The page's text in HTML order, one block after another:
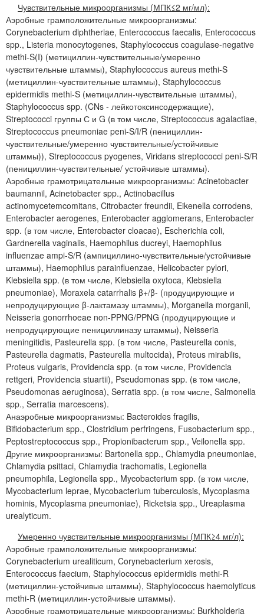
Чувствительные микроорганизмы (МПК≤2 мг/мл):
Аэробные грамположительные микроорганизмы:
Corynebacterium diphtheriae, Enterococcus faecalis, Enterococcus
spp., Listeria monocytogenes, Staphylococcus coagulase-negative
methi-S(I) (метициллин-чувствительные/умеренно
чувствительные штаммы), Staphylococcus aureus methi-S
(метициллин-чувствительные штаммы), Staphylococcus
epidermidis methi-S (метициллин-чувствительные штаммы),
Staphylococcus spp. (CNs - лейкотоксинсодержащие),
Streptococci группы С и G (в том числе, Streptococcus agalactiae,
Streptococcus pneumoniae peni-S/I/R (пенициллин-
чувствительные/умеренно чувствительные/устойчивые
штаммы)), Streptococcus pyogenes, Viridans streptococci peni-S/R
(пенициллин-чувствительные/ устойчивые штаммы).
Аэробные грамотрицательные микроорганизмы: Acinetobacter
baumannil, Acinetobacter spp., Actinobacillus
actinomycetemcomitans, Citrobacter freundii, Eikenella corrodens,
Enterobacter aerogenes, Enterobacter agglomerans, Enterobacter
spp. (в том числе, Enterobacter cloacae), Escherichia coli,
Gardnerella vaginalis, Haemophilus ducreyi, Haemophilus
influenzae ampi-S/R (ампициллино-чувствительные/устойчивые
штаммы), Haemophilus parainfluenzae, Helicobacter pylori,
Klebsiella spp. (в том числе, Klebsiella oxytoca, Klebsiella
pneumoniae), Moraxela catarrhalis β+/β- (продуцирующие и
непродуцирующие β-лактамазу штаммы), Morganella morganii,
Neisseria gonorrhoeae non-PPNG/PPNG (продуцирующие и
непродуцирующие пенициллиназу штаммы), Neisseria
meningitidis, Pasteurella spp. (в том числе, Pasteurella conis,
Pasteurella dagmatis, Pasteurella multocida), Proteus mirabilis,
Proteus vulgaris, Providencia spp. (в том числе, Providencia
rettgeri, Providencia stuartii), Pseudomonas spp. (в том числе,
Pseudomonas aeruginosa), Serratia spp. (в том числе, Salmonella
spp., Serratia marcescens).
Анаэробные микроорганизмы: Bacteroides fragilis,
Bifidobacterium spp., Clostridium perfringens, Fusobacterium spp.,
Peptostreptococcus spp., Propionibacterum spp., Veilonella spp.
Другие микроорганизмы: Bartonella spp., Chlamydia pneumoniae,
Chlamydia psittaci, Chlamydia trachomatis, Legionella
pneumophila, Legionella spp., Mycobacterium spp. (в том числе,
Mycobacterium leprae, Mycobacterium tuberculosis, Mycoplasma
hominis, Mycoplasma pneumoniae), Ricketsia spp., Ureaplasma
urealyticum.
Умеренно чувствительные микроорганизмы (МПК≥4 мг/л):
Аэробные грамположительные микроорганизмы:
Corynebacterium urealiticum, Corynebacterium xerosis,
Enterococcus faecium, Staphylococcus epidermidis methi-R
(метициллин-устойчивые штаммы), Staphylococcus haemolyticus
methi-R (метициллин-устойчивые штаммы).
Аэробные грамотрицательные микроорганизмы: Burkholderia